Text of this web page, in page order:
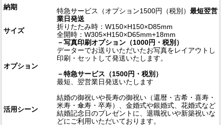
納期
特急サービス（オプション1500円（税別） 最短翌営
業日発送
サイズ
折りたたみ時：W150×H150×D85mm
全開時：W305×H150×D65mm+18mm
オプション
－写真印刷オプション（1000円・税別）
データーでお送りいただいたお写真をレイアウトし
印刷・セットして発送いたします。
－特急サービス（1500円・税別）
最短、翌営業日発送いたします
活用シーン
結婚の御祝いや長寿の御祝い（還暦・古希・喜寿・
米寿・傘寿・卒寿）、金婚式や銀婚式、花婚式など
結婚記念日のプレゼントに、退職祝いや新築祝いな
どにご利用いただいております。